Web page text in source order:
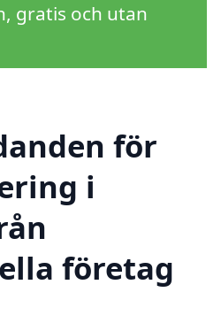
gratis och utan
för
i
företag